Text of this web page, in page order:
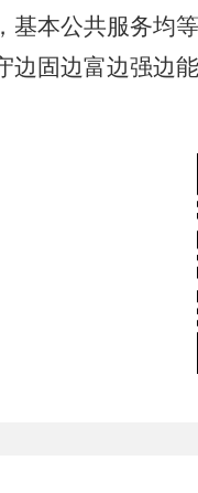
本公共服务均
固边富边强边能